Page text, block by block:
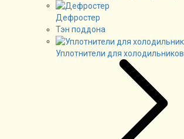
Дефростер
Тэн поддона
Уплотнители для холодильников